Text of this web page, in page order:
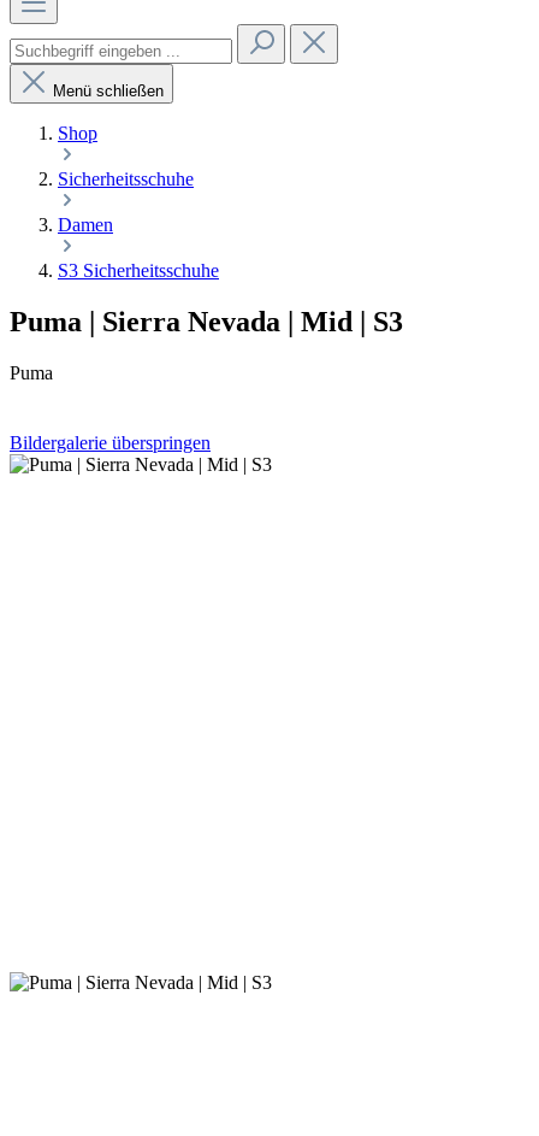
Menü schließen
Shop
Sicherheitsschuhe
Damen
S3 Sicherheitsschuhe
Puma | Sierra Nevada | Mid | S3
Puma
Bildergalerie überspringen